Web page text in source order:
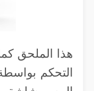
هذا الملحق